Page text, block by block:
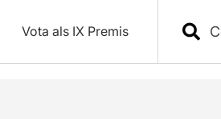
Vota als IX Premis